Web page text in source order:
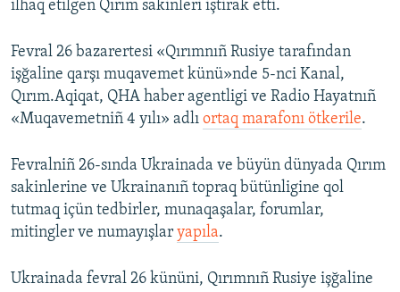
ilhaq etilgen Qırım sakinleri iştirak etti.
Fevral 26 bazarertesi «Qırımnıñ Rusiye tarafından
işğaline qarşı muqavemet künü»nde 5-nci Kanal,
Qırım.Aqiqat, QHA haber agentligi ve Radio Hayatnıñ
«Muqavemetniñ 4 yılı» adlı ortaq marafonı ötkerile.
Fevralniñ 26-sında Ukrainada ve büyün dünyada Qırım
sakinlerine ve Ukrainanıñ topraq bütünligine qol
tutmaq içün tedbirler, munaqaşalar, forumlar,
mitingler ve numayışlar yapıla.
Ukrainada fevral 26 kününi, Qırımnıñ Rusiye işğaline